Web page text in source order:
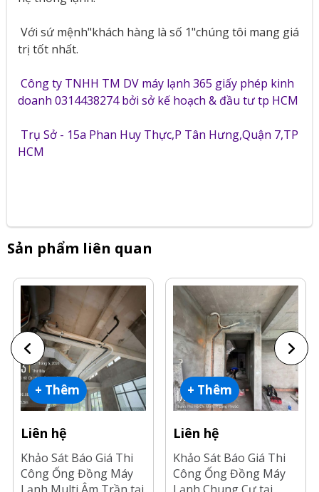
Với sứ mệnh"khách hàng là số 1"chúng tôi mang giá
trị tốt nhất.
Công ty TNHH TM DV máy lạnh 365 giấy phép kinh
doanh 0314438274 bởi sở kế hoạch & đầu tư tp HCM
Trụ Sở - 15a Phan Huy Thực,P Tân Hưng,Quận 7,TP
HCM
Sản phẩm liên quan
+ Thêm
Liên hệ
Khảo Sát Báo Giá Thi
Công Ống Đồng Máy
+ Thêm
Liên hệ
Khảo Sát Báo Giá Thi
Công Ống Đồng Máy